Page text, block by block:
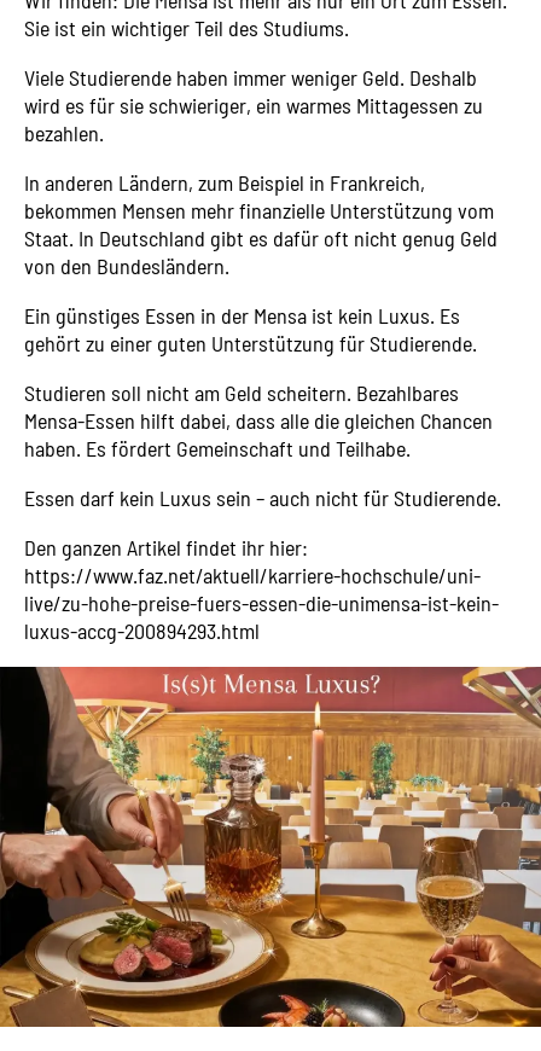
Sie ist ein wichtiger Teil des Studiums.
Viele Studierende haben immer weniger Geld. Deshalb
wird es für sie schwieriger, ein warmes Mittagessen zu
bezahlen.
In anderen Ländern, zum Beispiel in Frankreich,
bekommen Mensen mehr finanzielle Unterstützung vom
Staat. In Deutschland gibt es dafür oft nicht genug Geld
von den Bundesländern.
Ein günstiges Essen in der Mensa ist kein Luxus. Es
gehört zu einer guten Unterstützung für Studierende.
Studieren soll nicht am Geld scheitern. Bezahlbares
Mensa-Essen hilft dabei, dass alle die gleichen Chancen
haben. Es fördert Gemeinschaft und Teilhabe.
Essen darf kein Luxus sein – auch nicht für Studierende.
Den ganzen Artikel findet ihr hier:
https://www.faz.net/aktuell/karriere-hochschule/uni-
live/zu-hohe-preise-fuers-essen-die-unimensa-ist-kein-
luxus-accg-200894293.html